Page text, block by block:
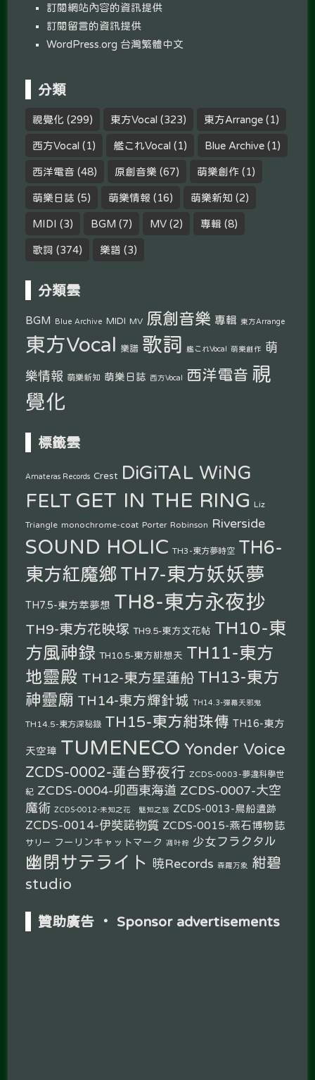
訂閱網站內容的資訊提供
訂閱留言的資訊提供
WordPress.org 台灣繁體中文
分類
視覺化 (299) 東方Vocal (323) 東方Arrange (1)
西方Vocal (1) 艦これVocal (1) Blue Archive (1)
西洋電音 (48) 原創音樂 (67) 萌樂創作 (1)
萌樂日誌 (5) 萌樂情報 (16) 萌樂新知 (2)
MIDI (3) BGM (7) MV (2) 專輯 (8)
歌詞 (374) 樂譜 (3)
分類雲
BGM Blue Archive MIDI MV 原創音樂 專輯 東方Arrange
東方Vocal 樂譜 歌詞 艦これVocal 萌樂創作 萌
樂情報 萌樂新知 萌樂日誌 西方Vocal 西洋電音 視
覺化
標籤雲
Amateras Records Crest DiGiTAL WiNG
FELT GET IN THE RING Liz
Triangle monochrome-coat Porter Robinson Riverside
SOUND HOLIC TH3-東方夢時空 TH6-
東方紅魔鄉 TH7-東方妖妖夢
TH7.5-東方萃夢想 TH8-東方永夜抄
TH9-東方花映塚 TH9.5-東方文花帖 TH10-東
方風神錄 TH10.5-東方緋想天 TH11-東方
地靈殿 TH12-東方星蓮船 TH13-東方
神靈廟 TH14-東方輝針城 TH14.3-彈幕天邪鬼
TH14.5-東方深秘錄 TH15-東方紺珠傳 TH16-東方
天空璋 TUMENECO Yonder Voice
ZCDS-0002-蓮台野夜行 ZCDS-0003-夢違科學世
紀 ZCDS-0004-卯酉東海道 ZCDS-0007-大空
魔術 ZCDS-0012-未知之花 魅知之旅 ZCDS-0013-鳥船遺跡
ZCDS-0014-伊奘諾物質 ZCDS-0015-燕石博物誌
サリー フーリンキャットマーク 凋叶棕 少女フラクタル
幽閉サテライト 暁Records 森羅万象
紺碧
studio
贊助廣告 ‧ Sponsor advertisements